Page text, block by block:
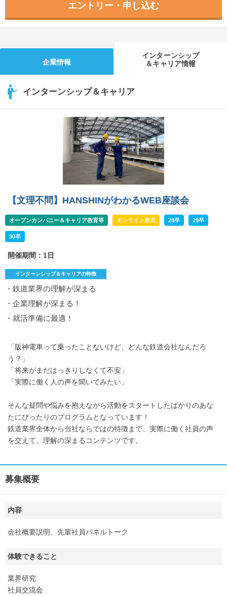
就活ニュースペーパー
就活時事ニュースを更新
よくある質問
不明点があればこちら
エントリー・申し込む
企業情報
インターンシップ
＆キャリア情報
インターンシップ＆キャリア
【文理不問】HANSHINがわかるWEB座談会
オープンカンパニー＆キャリア教育等 オンライン形式 28卒 29卒
30卒
開催期間：1日
インターンシップ＆キャリアの特徴
・鉄道業界の理解が深まる
・企業理解が深まる！
・就活準備に最適！
「阪神電車って乗ったことないけど、どんな鉄道会社なんだろ
う？」
「将来がまだはっきりしなくて不安」
「実際に働く人の声を聞いてみたい」
そんな疑問や悩みを抱えながら活動をスタートしたばかりのあな
たにぴったりのプログラムとなっています！
鉄道業界全体から当社ならではの特徴まで、実際に働く社員の声
を交えて、理解の深まるコンテンツです。
募集概要
内容
会社概要説明、先輩社員パネルトーク
体験できること
業界研究
社員交流会